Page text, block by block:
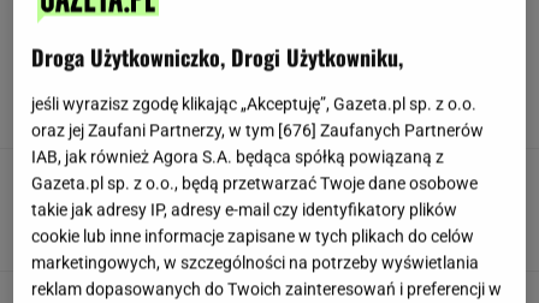
Nowe zdjęcie Johna Goodmana trafiło do
sieci. Aktor schudł 90 kg
"Poznajmy się bliżej". Nawrocka zaprasza
młode Polki
Droga Użytkowniczko, Drogi Użytkowniku,
jeśli wyrazisz zgodę klikając „Akceptuję”, Gazeta.pl sp. z o.o.
oraz jej Zaufani Partnerzy, w tym [676] Zaufanych Partnerów
IAB, jak również Agora S.A. będąca spółką powiązaną z
Gazeta.pl sp. z o.o., będą przetwarzać Twoje dane osobowe
takie jak adresy IP, adresy e-mail czy identyfikatory plików
cookie lub inne informacje zapisane w tych plikach do celów
marketingowych, w szczególności na potrzeby wyświetlania
reklam dopasowanych do Twoich zainteresowań i preferencji w